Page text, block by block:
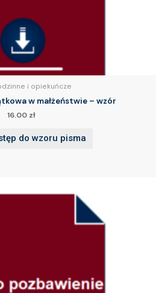
i opiekuńcze
w małżeństwie – wzór
16.00 zł
do wzoru pisma